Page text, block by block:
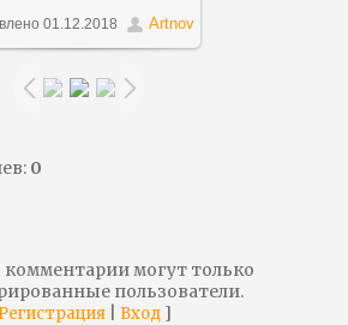
900x1455 / 266.1Kb
01.12.2018 Artnov
: 0
комментарии могут только
пользователи.
Регистрация Вход ]